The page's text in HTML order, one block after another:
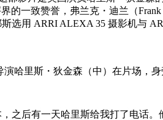
界的一致赞誉，弗兰克・迪兰（
选用 ARRI ALEXA 35 摄影机与
哈里斯・狄金森（中）在片场，
之后有一天哈里斯给我打了电话